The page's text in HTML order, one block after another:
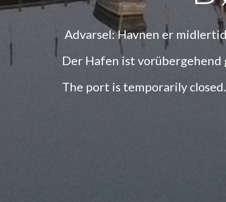
Advarsel: Havnen er
Der Hafen ist vorübergehend
The port is temporarily